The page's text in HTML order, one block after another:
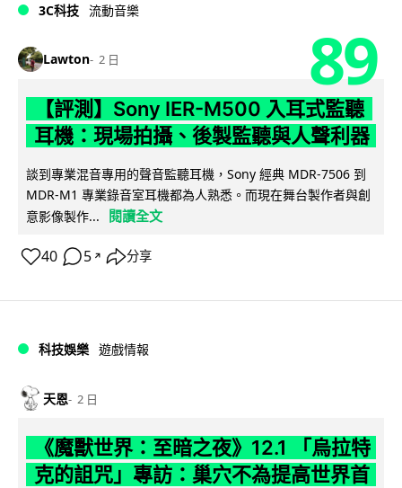
3C科技 流動音樂
Lawton 2 日 89
【評測】Sony IER-M500 入耳式監聽
耳機：現場拍攝、後製監聽與人聲利器
談到專業混音專用的聲音監聽耳機，Sony 經典 MDR-7506 到
MDR-M1 專業錄音室耳機都為人熟悉。而現在舞台製作者與創
意影像製作...
閱讀全文
40 5 ↗ 分享
科技娛樂 遊戲情報
天恩 2 日
《魔獸世界：至暗之夜》12.1 「烏拉特
克的詛咒」專訪：巢穴不為提高世界首